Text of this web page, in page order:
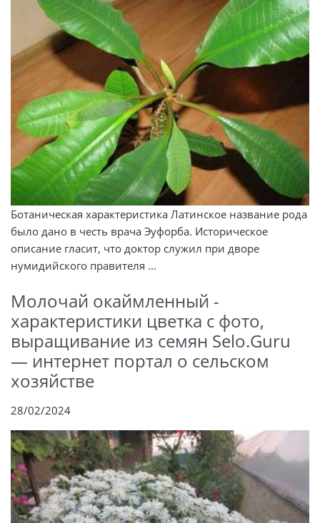
Ботаническая характеристика Латинское название рода
было дано в честь врача Эуфорба. Историческое
описание гласит, что доктор служил при дворе
нумидийского правителя ...
Молочай окаймленный -
характеристики цветка с фото,
выращивание из семян Selo.Guru
— интернет портал о сельском
хозяйстве
28/02/2024